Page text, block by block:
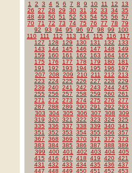
1 2 3 4 5 6 7 8 9 10 11 12
13
26
27 28 29 30 31 32 33 34 35
48
49 50 51 52 53 54 55 56
57
70 71 72 73 74 75 76 77 78
79
92
93 94 95 96 97 98 99
100
110
111 112 113 114 115 116
117
127
128 129 130 131 132
133
143
144 145 146 147 148
149
159
160 161 162 163 164
165
175
176 177 178 179 180
181
191
192 193 194 195 196
197
207
208 209 210 211 212
213
223
224 225 226 227 228
229
239
240 241 242 243 244 245
255
256 257 258 259 260 261
271
272 273 274 275 276
277
287
288 289 290 291 292
293
303
304 305 306 307 308
309
319
320 321 322 323 324 325
335
336 337 338 339 340 341
351
352 353 354 355 356
357
367
368 369 370 371 372
373
383
384 385 386 387 388
389
399
400 401 402 403 404 405
415
416 417 418 419 420 421
431
432 433 434 435 436
437
447
448 449 450 451 452
453